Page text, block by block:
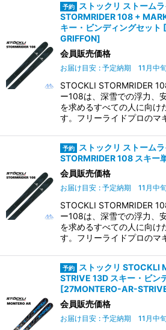
ストックリ ストーム
STORMRIDER 108 +
キー・ビンディングセット [
GRIFFON]
会員販売価格
お届け目安 : 予定納期 11月中旬
STOCKLI STORMRIDER
ー108は、深雪での浮力、
を求めるすべての人に向け
す。フリーライドプロのマ
ストックリ ストーム
STORMRIDER 108 スキー
会員販売価格
お届け目安 : 予定納期 11月中旬
STOCKLI STORMRIDER
ー108は、深雪での浮力、
を求めるすべての人に向け
す。フリーライドプロのマ
ストックリ STOCKLI
STRIVE 13D スキー・ビン
[27MONTERO-AR-
会員販売価格
お届け目安 : 予定納期 11月中旬